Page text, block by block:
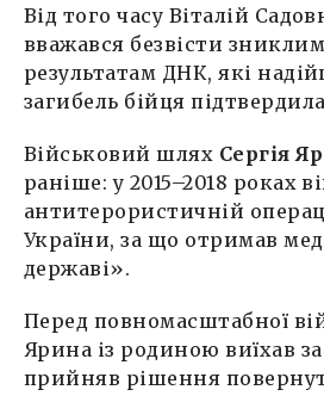
Від того часу Віталій
вважався безвісти
результатам ДНК, які
загибель бійця
Військовий шлях Сергія
раніше: у 2015–2018 роках
антитерористичній
України, за що отримав
державі».
Перед повномасштабної
Ярина із родиною виїхав
прийняв рішення